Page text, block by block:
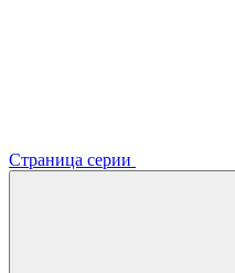
Страница серии